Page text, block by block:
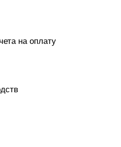
на оплату